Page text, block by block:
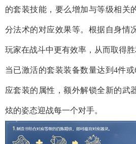
的套装技能，要么增加与等级相关
分法术的对应效果等。根据自身情
玩家在战斗中更有效率，从而取得胜
当已激活的套装装备数量达到4件
应套装的属性，额外解锁全新的武
炫的姿态迎战每一个对手。